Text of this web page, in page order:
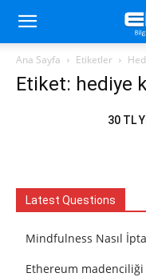
Ana Sayfa Etiketler
Etiket: hediye
30 TL
Latest Questions
Mindfulness Nasıl
Ethereum madenciliği